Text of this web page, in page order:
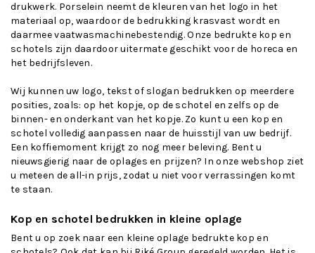
drukwerk. Porselein neemt de kleuren van het logo in het
materiaal op, waardoor de bedrukking krasvast wordt en
daarmee vaatwasmachinebestendig. Onze bedrukte kop en
schotels zijn daardoor uitermate geschikt voor de horeca en
het bedrijfsleven.
Wij kunnen uw logo, tekst of slogan bedrukken op meerdere
posities, zoals: op het kopje, op de schotel en zelfs op de
binnen- en onderkant van het kopje. Zo kunt u een kop en
schotel volledig aanpassen naar de huisstijl van uw bedrijf.
Een koffiemoment krijgt zo nog meer beleving. Bent u
nieuwsgierig naar de oplages en prijzen? In onze webshop ziet
u meteen de all-in prijs, zodat u niet voor verrassingen komt
te staan.
Kop en schotel bedrukken in kleine oplage
Bent u op zoek naar een kleine oplage bedrukte kop en